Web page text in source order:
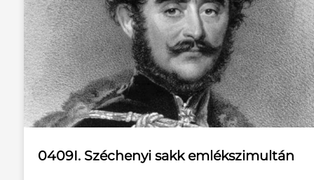
0409I. Széchenyi sakk emlékszimultán